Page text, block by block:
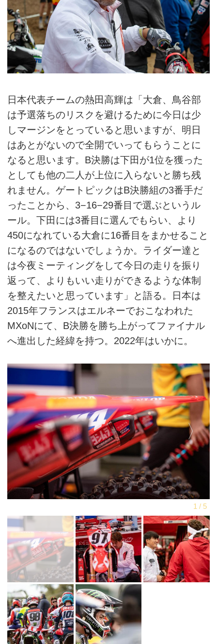
日本代表チームの熱田高輝は「大倉、鳥谷部
は予選落ちのリスクを避けるために今日は少
しマージンをとっていると思いますが、明日
はあとがないので全開でいってもらうことに
なると思います。B決勝は下田が1位を獲った
としても他の二人が上位に入らないと勝ち残
れません。ゲートピックはB決勝組の3番手だ
ったことから、3−16−29番目で選ぶというル
ール。下田には3番目に選んでもらい、より
450になれている大倉に16番目をまかせること
になるのではないでしょうか。ライダー達と
は今夜ミーティングをして今日の走りを振り
返って、よりもいい走りができるような体制
を整えたいと思っています」と語る。日本は
2015年フランスはエルネーでおこなわれた
MXoNにて、B決勝を勝ち上がってファイナル
へ進出した経緯を持つ。2022年はいかに。